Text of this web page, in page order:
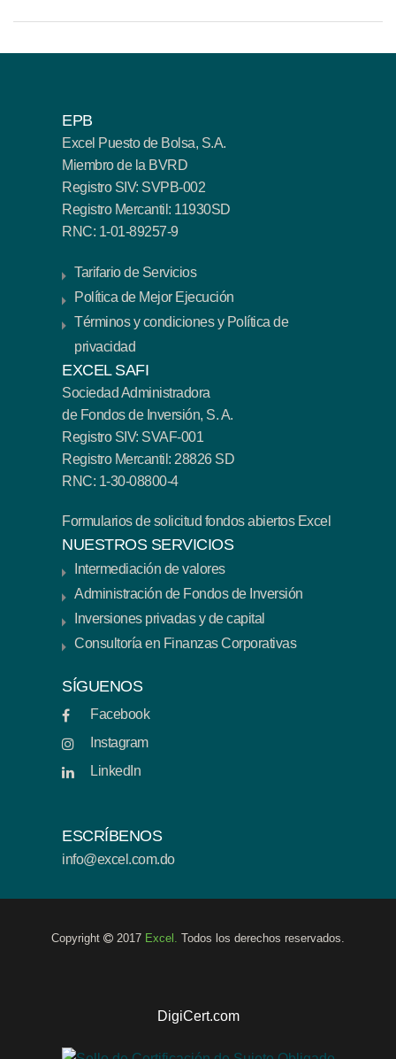
EPB
Excel Puesto de Bolsa, S.A.
Miembro de la BVRD
Registro SIV: SVPB-002
Registro Mercantil: 11930SD
RNC: 1-01-89257-9
Tarifario de Servicios
Política de Mejor Ejecución
Términos y condiciones y Política de
privacidad
EXCEL SAFI
Sociedad Administradora
de Fondos de Inversión, S. A.
Registro SIV: SVAF-001
Registro Mercantil: 28826 SD
RNC: 1-30-08800-4
Formularios de solicitud fondos abiertos Excel
NUESTROS SERVICIOS
Intermediación de valores
Administración de Fondos de Inversión
Inversiones privadas y de capital
Consultoría en Finanzas Corporativas
SÍGUENOS
Facebook
Instagram
LinkedIn
ESCRÍBENOS
info@excel.com.do
Copyright 2017 Excel. Todos los derechos reservados.
DigiCert.com